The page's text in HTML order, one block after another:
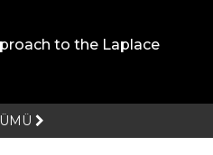
to the Laplace